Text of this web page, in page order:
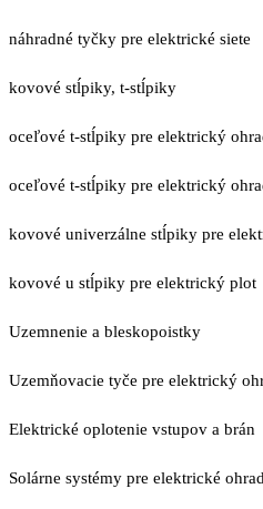
náhradné tyčky pre elektrické siete
kovové stĺpiky, t-stĺpiky
oceľové t-stĺpiky pre elektrický
oceľové t-stĺpiky pre elektrický
kovové univerzálne stĺpiky pre
kovové u stĺpiky pre elektrický plot
Uzemnenie a bleskopoistky
Uzemňovacie tyče pre elektrický
Elektrické oplotenie vstupov a brán
Solárne systémy pre elektrické